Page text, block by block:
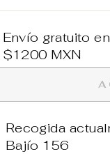
Envío gratuito
$1200 MXN
Recogida
Bajío 156